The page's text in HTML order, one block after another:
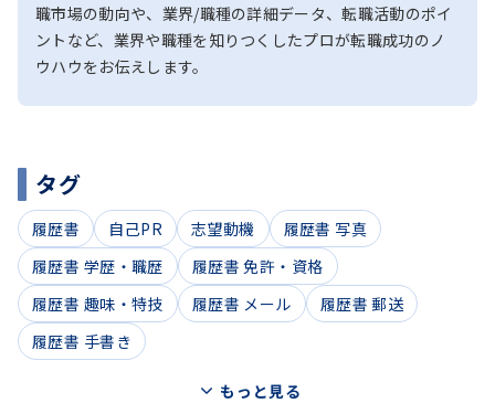
職市場の動向や、業界/職種の詳細データ、転職活動のポイ
ントなど、業界や職種を知りつくしたプロが転職成功のノ
ウハウをお伝えします。
タグ
履歴書 自己PR 志望動機
履歴書 写真
履歴書 学歴・職歴
履歴書 免許・資格
履歴書 趣味・特技
履歴書 メール
履歴書 郵送
履歴書 手書き
もっと見る